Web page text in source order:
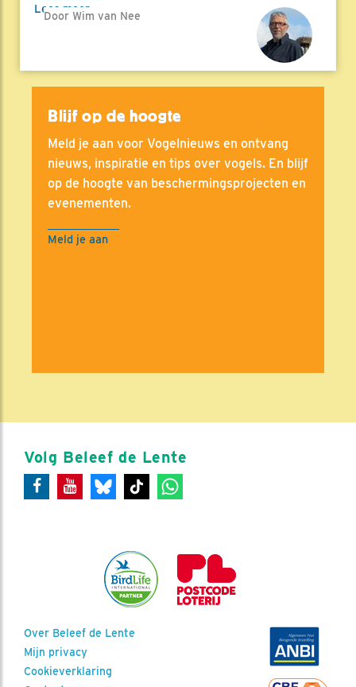
Lees meer
Door Wim van Nee
Blijf op de hoogte
Meld je aan voor Vogelnieuws en ontvang
nieuws, inspiratie en tips over vogels. En blijf
op de hoogte van beschermingsprojecten en
evenementen.
Meld je aan
Volg Beleef de Lente
Over Beleef de Lente
Mijn privacy
Cookieverklaring